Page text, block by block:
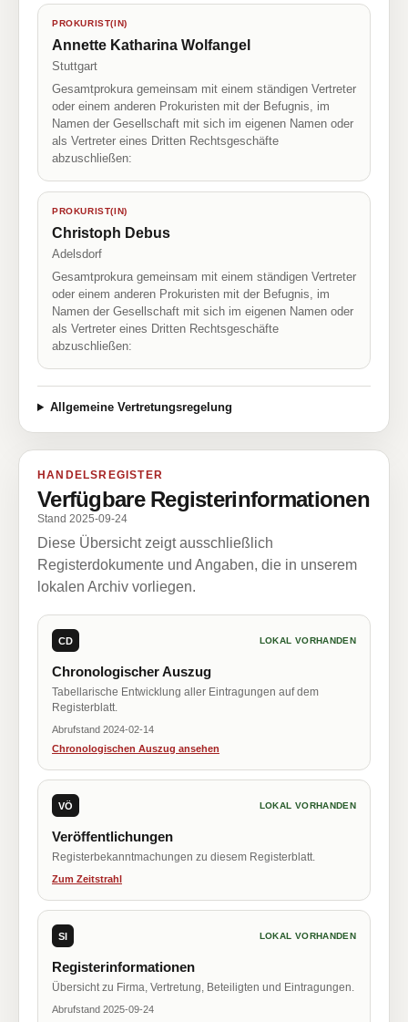
PROKURIST(IN)
Annette Katharina Wolfangel
Stuttgart
Gesamtprokura gemeinsam mit einem ständigen Vertreter
oder einem anderen Prokuristen mit der Befugnis, im
Namen der Gesellschaft mit sich im eigenen Namen oder
als Vertreter eines Dritten Rechtsgeschäfte
abzuschließen:
PROKURIST(IN)
Christoph Debus
Adelsdorf
Gesamtprokura gemeinsam mit einem ständigen Vertreter
oder einem anderen Prokuristen mit der Befugnis, im
Namen der Gesellschaft mit sich im eigenen Namen oder
als Vertreter eines Dritten Rechtsgeschäfte
abzuschließen:
Allgemeine Vertretungsregelung
HANDELSREGISTER
Verfügbare Registerinformationen
Stand 2025-09-24
Diese Übersicht zeigt ausschließlich
Registerdokumente und Angaben, die in unserem
lokalen Archiv vorliegen.
CD LOKAL VORHANDEN
Chronologischer Auszug
Tabellarische Entwicklung aller Eintragungen auf dem
Registerblatt.
Abrufstand 2024-02-14
Chronologischen Auszug ansehen
VÖ LOKAL VORHANDEN
Veröffentlichungen
Registerbekanntmachungen zu diesem Registerblatt.
Zum Zeitstrahl
SI LOKAL VORHANDEN
Registerinformationen
Übersicht zu Firma, Vertretung, Beteiligten und Eintragungen.
Abrufstand 2025-09-24